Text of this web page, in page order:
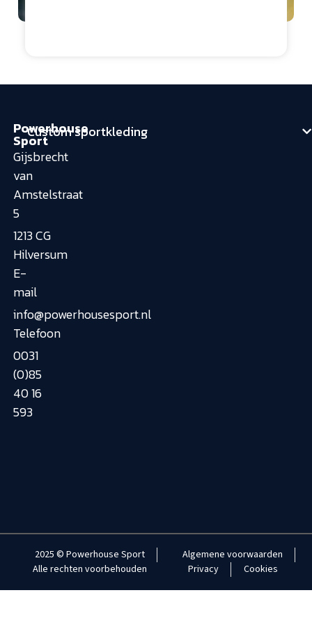
Powerhouse
Sport
Gijsbrecht
van
Amstelstraat
5
1213 CG
Hilversum
E-
mail
info@powerhousesport.nl
Telefoon
0031
(0)85
40 16
593
Custom sportkleding
2025 © Powerhouse Sport
Alle rechten voorbehouden
Algemene voorwaarden
Privacy
Cookies